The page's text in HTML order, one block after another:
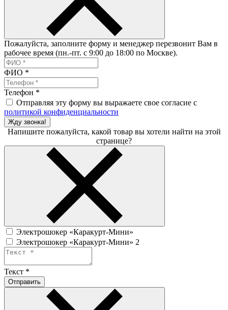
Пожалуйста, заполните форму и менеджер перезвонит Вам в
рабочее время (пн.-пт. с 9:00 до 18:00 по Москве).
ФИО *
Телефон *
Отправляя эту форму вы выражаете свое согласие с
политикой конфиденциальности
Жду звонка!
Напишите пожалуйста, какой товар вы хотели найти на этой
странице?
Электрошокер «Каракурт-Мини»
Электрошокер «Каракурт-Мини» 2
Текст *
Отправить